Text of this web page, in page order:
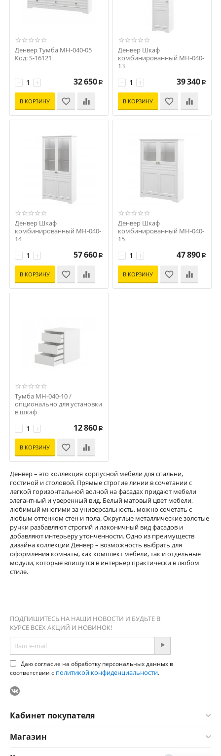
Денвер Тумба МН-040-05
Код: S-16121
+
− 32 650 Р
В КОРЗИНУ
Денвер Шкаф
комбинированный МН-040-
13
+
− 39 340 Р
В КОРЗИНУ
Денвер Шкаф
комбинированный МН-040-
14
+
− 57 660 Р
В КОРЗИНУ
Денвер Шкаф
комбинированный МН-040-
15
+
− 47 890 Р
В КОРЗИНУ
Тумба МН-040-10 /
опционально для установки
в шкаф
+
− 12 860 Р
В КОРЗИНУ
Денвер – это коллекция корпусной мебели для спальни,
гостиной и столовой. Прямые строгие линии в сочетании с
легкой горизонтальной волной на фасадах придают мебели
элегантный и уверенный вид. Белый матовый цвет мебели,
любимый многими за универсальность, можно сочетать с
любым оттенком стен и пола. Округлые металлические золотые
ручки разбавляют строгий и лаконичный вид фасадов и
добавляют интерьеру утонченности. Одно из преимуществ
дизайна коллекции Денвер – возможность выбрать для
оформления комнаты, как комплект мебели, так и отдельные
модули, которые впишутся в интерьер практически в любом
стиле.
ПОДПИШИТЕСЬ НА НАШИ НОВОСТИ И БУДЬТЕ В
КУРСЕ ВСЕХ АКЦИЙ И НОВИНОК!
Даю согласие на обработку персональных данных в
соответствии с политикой конфиденциальности.
Кабинет покупателя
Магазин